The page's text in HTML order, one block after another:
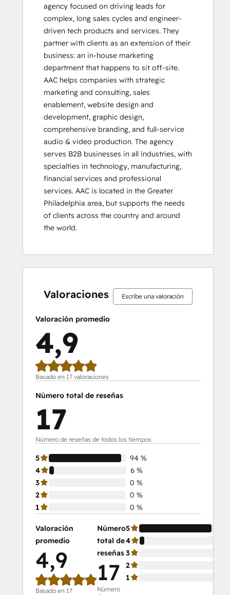
SEO
SEO II
agency focused on driving leads for
complex, long sales cycles and engineer-
driven tech products and services. They
partner with clients as an extension of their
business: an in-house marketing
department that happens to sit off-site.
AAC helps companies with strategic
marketing and consulting, sales
enablement, website design and
development, graphic design,
comprehensive branding, and full-service
audio & video production. The agency
serves B2B businesses in all industries, with
specialties in technology, manufacturing,
financial services and professional
services. AAC is located in the Greater
Philadelphia area, but supports the needs
of clients across the country and around
the world.
Valoraciones Escribe una valoración
Valoración promedio
4,9
Basado en 17 valoraciones
Número total de reseñas
17
Número de reseñas de todos los tiempos
5
94 %
4
6 %
3
0 %
2
0 %
1
0 %
Valoración
promedio
4,9
Basado en 17
Número
total de
reseñas
17
Número
5
4
3
2
1